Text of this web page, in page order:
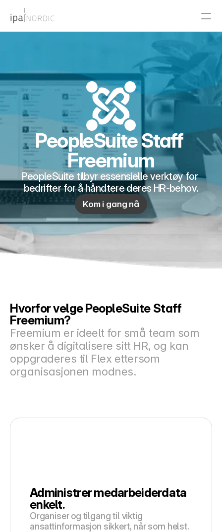
Design
Content
Publish
RESOURCES
Blog
Careers
Docs
Join
Events
Experts
PeopleSuite Staff
Freemium
PeopleSuite tilbyr essensielle verktøy for
bedrifter for å håndtere deres HR-behov.
Kom i gang nå
Hvorfor velge PeopleSuite Staff
Freemium?
Freemium er ideelt for små team som
ønsker å digitalisere sitt HR, og kan
oppgraderes til Flex ettersom
organisasjonen modnes.
Administrer medarbeiderdata
enkelt.
Organiser og tilgang til viktig
ansattinformasjon sikkert, når som helst.